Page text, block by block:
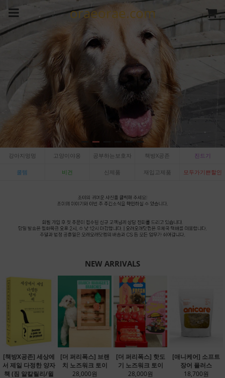
oraeorae.com
강아지멍멍 고양이야옹 공부하는보호자 책방X공존 진드기
쿨템 비건 신제품 재입고제품 모두가기쁜할인
NEW ARRIVALS
[책방X공존] 세상에
서 제일 다정한 양자
책 (짐 알칼릴리/윌
[더 퍼리폭스] 브랜
치 노즈워크 토이
28,000원
[더 퍼리폭스] 핫도
기 노즈워크 토이
28,000원
[애니케어] 소프트
장어 플러스
18,700원